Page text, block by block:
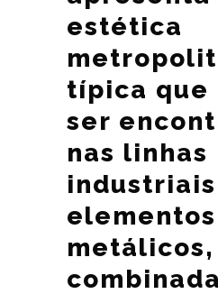
estética
típica que
ser
nas linhas
elementos
metálicos,